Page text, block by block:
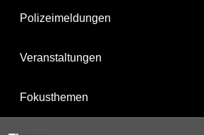
Polizeimeldungen
Veranstaltungen
Fokusthemen